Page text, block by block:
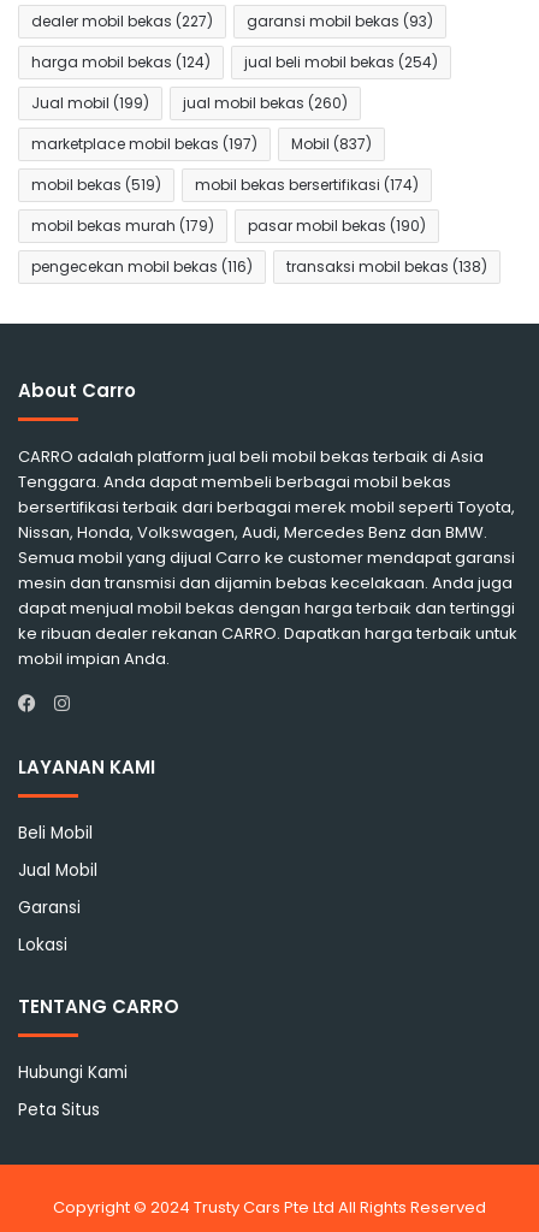
dealer mobil bekas (227) garansi mobil bekas (93)
harga mobil bekas (124) jual beli mobil bekas (254)
Jual mobil (199) jual mobil bekas (260)
marketplace mobil bekas (197) Mobil (837)
mobil bekas (519) mobil bekas bersertifikasi (174)
mobil bekas murah (179) pasar mobil bekas (190)
pengecekan mobil bekas (116) transaksi mobil bekas (138)
About Carro
CARRO adalah platform jual beli mobil bekas terbaik di Asia
Tenggara. Anda dapat membeli berbagai mobil bekas
bersertifikasi terbaik dari berbagai merek mobil seperti Toyota,
Nissan, Honda, Volkswagen, Audi, Mercedes Benz dan BMW.
Semua mobil yang dijual Carro ke customer mendapat garansi
mesin dan transmisi dan dijamin bebas kecelakaan. Anda juga
dapat menjual mobil bekas dengan harga terbaik dan tertinggi
ke ribuan dealer rekanan CARRO. Dapatkan harga terbaik untuk
mobil impian Anda.
Instagram
LAYANAN KAMI
Beli Mobil
Jual Mobil
Garansi
Lokasi
TENTANG CARRO
Hubungi Kami
Peta Situs
Copyright © 2024 Trusty Cars Pte Ltd All Rights Reserved